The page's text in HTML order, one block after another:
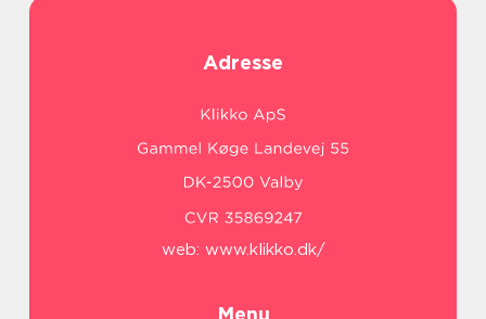
Adresse
web: www.klikko.dk/
Menu